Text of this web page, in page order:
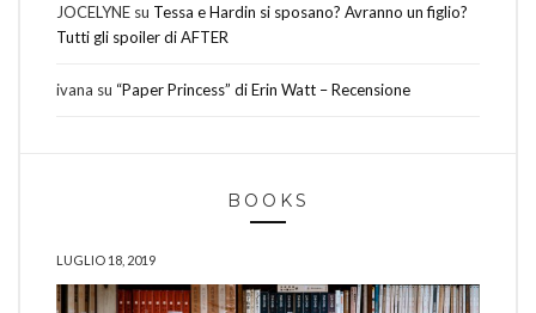
JOCELYNE su Tessa e Hardin si sposano? Avranno un figlio?
Tutti gli spoiler di AFTER
ivana su “Paper Princess” di Erin Watt – Recensione
BOOKS
LUGLIO 18, 2019